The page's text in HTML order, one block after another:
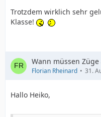
Trotzdem wirklich sehr
Klasse!
Wann müssen
Florian Rheinard 31.
Hallo Heiko,